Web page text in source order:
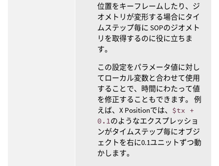
位置をキーフレームしたり、ジ
オメトリが変形する場合にタイ
ムステップ毎に SOPのジオメト
リを取得するのに役に立ちま
す。
この設定をパラメータ値に対し
てローカル変数と合わせて使用
することで、時間にわたって値
を修正することもできます。 例
えば、X Positionでは、 $tx +
0.1のようなエクスプレッショ
ンがタイムステップ毎にオブジ
ェクトを右に0.1ユニットずつ動
かします。